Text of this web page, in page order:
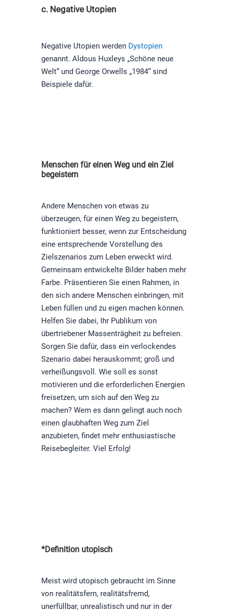
c. Negative Utopien
Negative Utopien werden Dystopien
genannt. Aldous Huxleys „Schöne neue
Welt“ und George Orwells „1984“ sind
Beispiele dafür.
Menschen für einen Weg und ein Ziel
begeistern
Andere Menschen von etwas zu
überzeugen, für einen Weg zu begeistern,
funktioniert besser, wenn zur Entscheidung
eine entsprechende Vorstellung des
Zielszenarios zum Leben erweckt wird.
Gemeinsam entwickelte Bilder haben mehr
Farbe. Präsentieren Sie einen Rahmen, in
den sich andere Menschen einbringen, mit
Leben füllen und zu eigen machen können.
Helfen Sie dabei, Ihr Publikum von
übertriebener Massenträgheit zu befreien.
Sorgen Sie dafür, dass ein verlockendes
Szenario dabei herauskommt; groß und
verheißungsvoll. Wie soll es sonst
motivieren und die erforderlichen Energien
freisetzen, um sich auf den Weg zu
machen? Wem es dann gelingt auch noch
einen glaubhaften Weg zum Ziel
anzubieten, findet mehr enthusiastische
Reisebegleiter. Viel Erfolg!
*Definition utopisch
Meist wird utopisch gebraucht im Sinne
von realitätsfern, realitätsfremd,
unerfüllbar, unrealistisch und nur in der